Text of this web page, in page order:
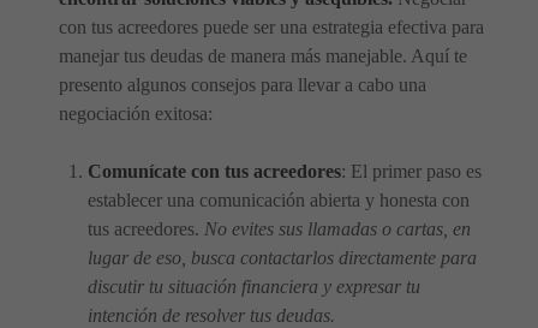
con tus acreedores puede ser una estrategia efectiva para
manejar tus deudas de manera más manejable. Aquí te
presento algunos consejos para llevar a cabo una
negociación exitosa:
Comunícate con tus acreedores: El primer paso es
establecer una comunicación abierta y honesta con
tus acreedores. No evites sus llamadas o cartas, en
lugar de eso, busca contactarlos directamente para
discutir tu situación financiera y expresar tu
intención de resolver tus deudas.